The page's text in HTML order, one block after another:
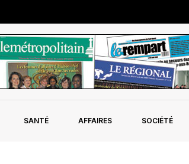
SANTÉ AFFAIRES SOCIÉTÉ